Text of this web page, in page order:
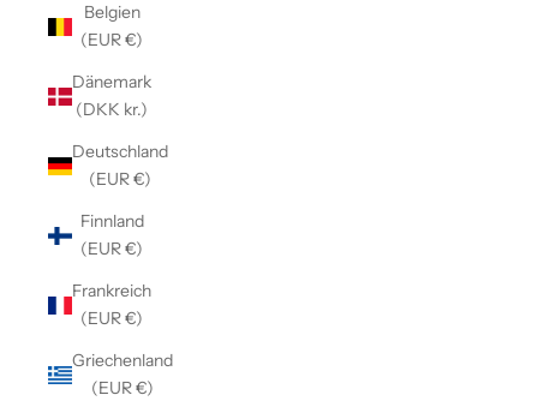
Belgien
(EUR €)
Dänemark
(DKK kr.)
Deutschland
(EUR €)
Finnland
(EUR €)
Frankreich
(EUR €)
Griechenland
(EUR €)